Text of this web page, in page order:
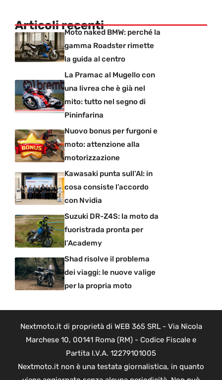
Articoli recentiMoto naked BMW: perché la
gamma Roadster rimette
la guida al centro
La Pramac al Mugello con
una livrea che è già nel
mito: tutto nel segno di
Pininfarina
Nuovo bonus per furgoni e
moto: attenzione alla
motorizzazione
Kawasaki punta sull’AI: in
cosa consiste l’accordo
con Nvidia
Suzuki DR-Z4S: la moto da
fuoristrada pronta per
l’Academy
Shad risolve il problema
dei viaggi: le nuove valige
per la propria moto
Nextmoto.it di proprietà di WEB 365 SRL - Via Nicola
Marchese 10, 00141 Roma (RM) - Codice Fiscale e
Partita I.V.A. 12279101005
Nextmoto.it non è una testata giornalistica, in quanto